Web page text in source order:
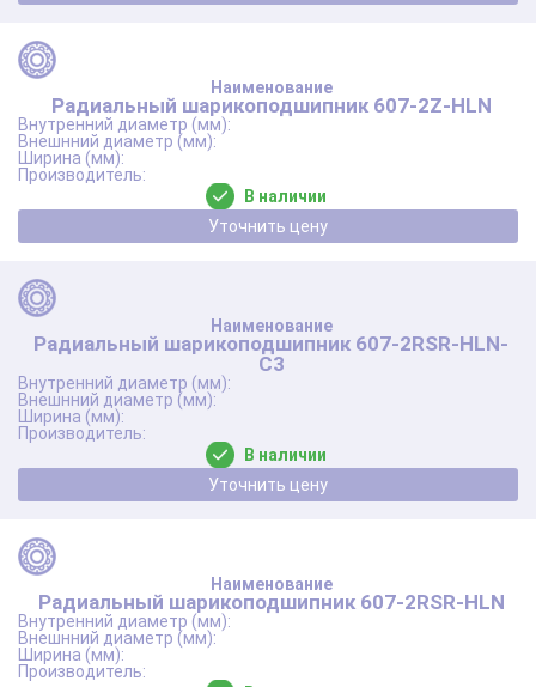
Радиальный шарикоподшипник 607-2Z-HLN
В наличии
Уточнить цену
Радиальный шарикоподшипник 607-2RSR-HLN-
C3
В наличии
Уточнить цену
Радиальный шарикоподшипник 607-2RSR-HLN